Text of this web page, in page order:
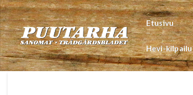
Siirry
sisältöön
Etusivu
Hevi-kilpailu